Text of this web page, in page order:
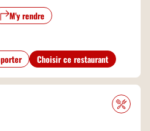
M'y rendre
Choisir ce restaurant